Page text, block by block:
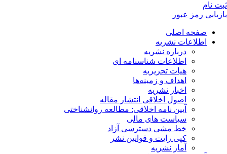
نام
رمز عبور
صفحه اصلی
اطلاعات نشریه
درباره نشریه
اطلاعات شناسنامه ای
هیات تحریریه
اهداف و زمینه‌ها
اخبار نشریه
اصول اخلاقی انتشار مقاله
آیین نامه اخلاقی: مطالعه روانشناختی
سیاست های مالی
خط مشی دسترسی آزاد
کپی رایت و قوانین نشر
آمار نشریه